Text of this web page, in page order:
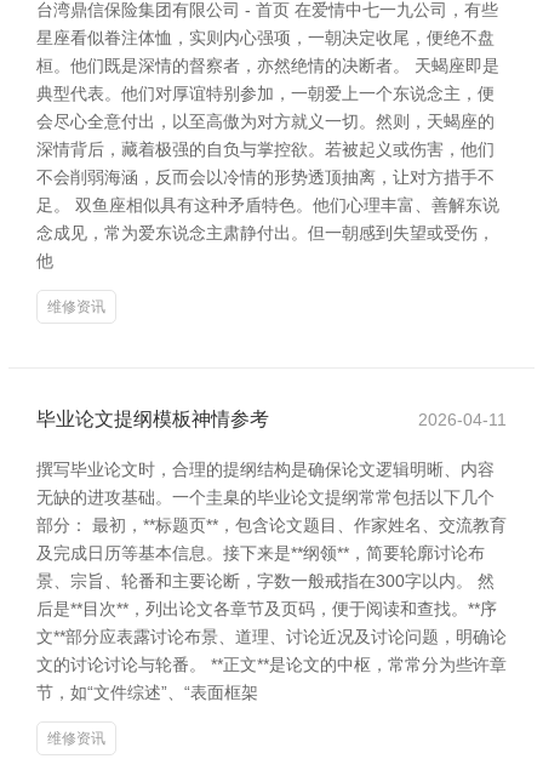
台湾鼎信保险集团有限公司 - 首页 在爱情中七一九公司，有些
星座看似眷注体恤，实则内心强项，一朝决定收尾，便绝不盘
桓。他们既是深情的督察者，亦然绝情的决断者。 天蝎座即是
典型代表。他们对厚谊特别参加，一朝爱上一个东说念主，便
会尽心全意付出，以至高傲为对方就义一切。然则，天蝎座的
深情背后，藏着极强的自负与掌控欲。若被起义或伤害，他们
不会削弱海涵，反而会以冷情的形势透顶抽离，让对方措手不
足。 双鱼座相似具有这种矛盾特色。他们心理丰富、善解东说
念成见，常为爱东说念主肃静付出。但一朝感到失望或受伤，
他
维修资讯
毕业论文提纲模板神情参考 2026-04-11
撰写毕业论文时，合理的提纲结构是确保论文逻辑明晰、内容
无缺的进攻基础。一个圭臬的毕业论文提纲常常包括以下几个
部分： 最初，**标题页**，包含论文题目、作家姓名、交流教育
及完成日历等基本信息。接下来是**纲领**，简要轮廓讨论布
景、宗旨、轮番和主要论断，字数一般戒指在300字以内。 然
后是**目次**，列出论文各章节及页码，便于阅读和查找。**序
文**部分应表露讨论布景、道理、讨论近况及讨论问题，明确论
文的讨论讨论与轮番。 **正文**是论文的中枢，常常分为些许章
节，如“文件综述”、“表面框架
维修资讯